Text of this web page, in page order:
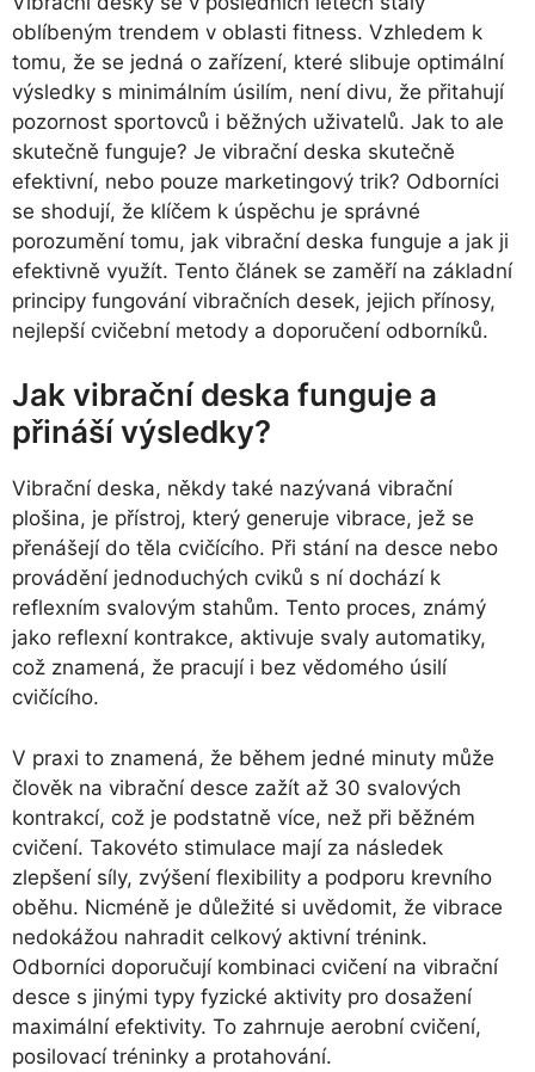
oblíbeným trendem v oblasti fitness. Vzhledem k
tomu, že se jedná o zařízení, které slibuje optimální
výsledky s minimálním úsilím, není divu, že přitahují
pozornost sportovců i běžných uživatelů. Jak to ale
skutečně funguje? Je vibrační deska skutečně
efektivní, nebo pouze marketingový trik? Odborníci
se shodují, že klíčem k úspěchu je správné
porozumění tomu, jak vibrační deska funguje a jak ji
efektivně využít. Tento článek se zaměří na základní
principy fungování vibračních desek, jejich přínosy,
nejlepší cvičební metody a doporučení odborníků.
Jak vibrační deska funguje a
přináší výsledky?
Vibrační deska, někdy také nazývaná vibrační
plošina, je přístroj, který generuje vibrace, jež se
přenášejí do těla cvičícího. Při stání na desce nebo
provádění jednoduchých cviků s ní dochází k
reflexním svalovým stahům. Tento proces, známý
jako reflexní kontrakce, aktivuje svaly automatiky,
což znamená, že pracují i bez vědomého úsilí
cvičícího.
V praxi to znamená, že během jedné minuty může
člověk na vibrační desce zažít až 30 svalových
kontrakcí, což je podstatně více, než při běžném
cvičení. Takovéto stimulace mají za následek
zlepšení síly, zvýšení flexibility a podporu krevního
oběhu. Nicméně je důležité si uvědomit, že vibrace
nedokážou nahradit celkový aktivní trénink.
Odborníci doporučují kombinaci cvičení na vibrační
desce s jinými typy fyzické aktivity pro dosažení
maximální efektivity. To zahrnuje aerobní cvičení,
posilovací tréninky a protahování.